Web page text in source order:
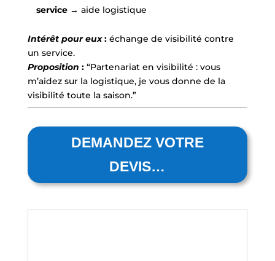
service→ aide logistique
Intérêt pour eux:échange de visibilité contre
un service.
Proposition :“Partenariat en visibilité : vous
m’aidez sur la logistique, je vous donne de la
visibilité toute la saison.”
DEMANDEZ VOTRE
DEVIS…